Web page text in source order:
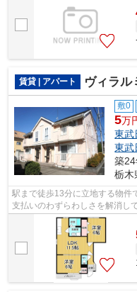
賃貸 | アパート ヴィラル
敷0
5万
東武
東武
築
栃木
駅まで徒歩13分に立地する物
支払いのわずらわしさを解消
鹿沼市の東武日光線新鹿沼近辺